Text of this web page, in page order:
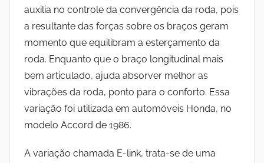
auxilia no controle da convergência da roda, pois
a resultante das forças sobre os braços geram
momento que equilibram a esterçamento da
roda. Enquanto que o braço longitudinal mais
bem articulado, ajuda absorver melhor as
vibrações da roda, ponto para o conforto. Essa
variação foi utilizada em automóveis Honda, no
modelo Accord de 1986.
A variação chamada E-link, trata-se de uma